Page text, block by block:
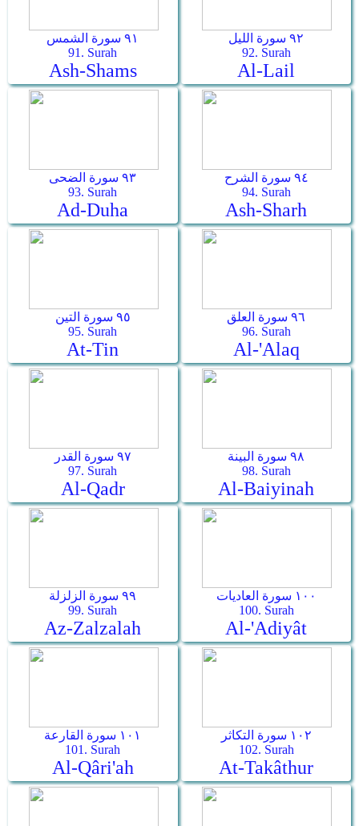
٩١ سورة الشمس
91. Surah
Ash-Shams
٩٢ سورة الليل
92. Surah
Al-Lail
٩٣ سورة الضحى
93. Surah
Ad-Duha
٩٤ سورة الشرح
94. Surah
Ash-Sharh
٩٥ سورة التين
95. Surah
At-Tin
٩٦ سورة العلق
96. Surah
Al-'Alaq
٩٧ سورة القدر
97. Surah
Al-Qadr
٩٨ سورة البينة
98. Surah
Al-Baiyinah
٩٩ سورة الزلزلة
99. Surah
Az-Zalzalah
١٠٠ سورة العاديات
100. Surah
Al-'Adiyât
١٠١ سورة القارعة
101. Surah
Al-Qâri'ah
١٠٢ سورة التكاثر
102. Surah
At-Takâthur